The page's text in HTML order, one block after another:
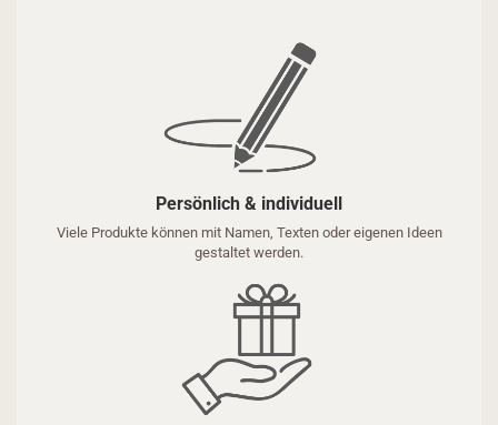
Persönlich & individuell
Viele Produkte können mit Namen, Texten oder eigenen Ideen
gestaltet werden.